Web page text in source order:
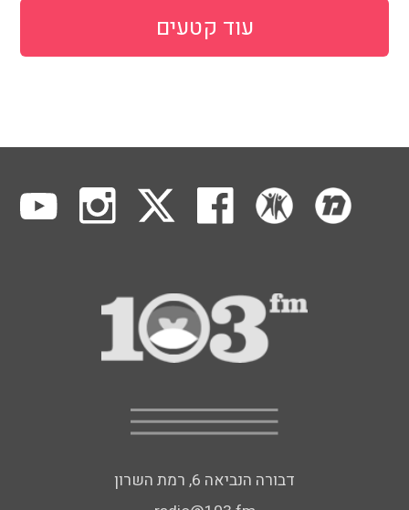
עוד קטעים
דבורה הנביאה 6, רמת השרון